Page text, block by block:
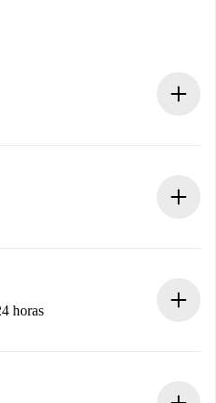
necesaria por adelantado.
horas